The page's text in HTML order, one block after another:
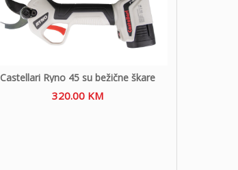
Castellari Ryno 45 su bežične škare
320.00 KM